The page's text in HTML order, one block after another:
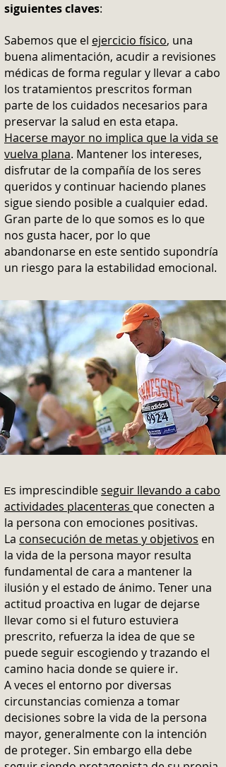
siguientes claves:
Sabemos que el ejercicio físico, una
buena alimentación, acudir a revisiones
médicas de forma regular y llevar a cabo
los tratamientos prescritos forman
parte de los cuidados necesarios para
preservar la salud en esta etapa.
Hacerse mayor no implica que la vida se
vuelva plana. Mantener los intereses,
disfrutar de la compañía de los seres
queridos y continuar haciendo planes
sigue siendo posible a cualquier edad.
Gran parte de lo que somos es lo que
nos gusta hacer, por lo que
abandonarse en este sentido supondría
un riesgo para la estabilidad emocional.
Es imprescindibleseguir llevando a cabo
actividades placenteras que conecten a
la persona con emociones positivas.
La consecución de metas y objetivos en
la vida de la persona mayor resulta
fundamental de cara a mantener la
ilusión y el estado de ánimo. Tener una
actitud proactiva en lugar de dejarse
llevar como si el futuro estuviera
prescrito, refuerza la idea de que se
puede seguir escogiendo y trazando el
camino hacia donde se quiere ir.
A veces el entorno por diversas
circunstancias comienza a tomar
decisiones sobre la vida de la persona
mayor, generalmente con la intención
de proteger. Sin embargo ella debe